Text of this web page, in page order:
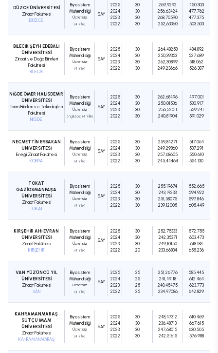
DÜZCE ÜNİVERSİTESİ
Ziraat Fakültesi
DÜZCE
Biyosistem
Mühendisliği
Ücretsiz
(4 Yıllık)
SAY
2025
2024
2023
2022
30
30
30
30
269,9292
256,63424
268,70590
252,63360
450.303
477.762
477.375
503.503
BİLECİK ŞEYH EDEBALİ
ÜNİVERSİTESİ
Ziraat ve Doğa Bilimleri
Fakültesi
BİLECİK
Biyosistem
Mühendisliği
Ücretsiz
(4 Yıllık)
SAY
2025
2024
2023
2022
30
30
30
30
264,48258
250,39353
262,30899
249,23666
484.892
527.689
518.062
526.387
NİĞDE ÖMER HALİSDEMİR
ÜNİVERSİTESİ
Tarım Bilimleri ve Teknolojileri
Fakültesi
NİĞDE
Biyosistem
Mühendisliği
Ücretsiz
(İngilizce) (4 Yıllık)
SAY
2025
2024
2023
2022
30
30
30
30
262,68496
250,01536
256,52011
240,81904
497.001
530.917
559.241
591.029
NECMETTİN ERBAKAN
ÜNİVERSİTESİ
Ereğli Ziraat Fakültesi
KONYA
Biyosistem
Mühendisliği
Ücretsiz
(4 Yıllık)
SAY
2025
2024
2023
2022
30
30
30
30
259,84271
249,29860
257,68605
245,44464
517.064
537.291
550.610
554.130
TOKAT
GAZİOSMANPAŞA
ÜNİVERSİTESİ
Ziraat Fakültesi
TOKAT
Biyosistem
Mühendisliği
Ücretsiz
(4 Yıllık)
SAY
2025
2024
2023
2022
30
30
30
30
255,19674
243,19233
251,58075
239,12005
552.665
594.922
597.846
605.449
KIRŞEHİR AHİ EVRAN
ÜNİVERSİTESİ
Ziraat Fakültesi
KIRŞEHİR
Biyosistem
Mühendisliği
Ücretsiz
(4 Yıllık)
SAY
2025
2024
2023
2022
30
30
30
20
252,75333
242,35371
249,10150
233,66834
572.755
603.473
618.183
655.236
VAN YÜZÜNCÜ YIL
ÜNİVERSİTESİ
Ziraat Fakültesi
VAN
Biyosistem
Mühendisliği
Ücretsiz
(4 Yıllık)
SAY
2025
2024
2023
2022
25
25
25
25
251,26776
241,49118
248,45475
234,97086
585.445
612.464
623.773
642.829
KAHRAMANMARAŞ
SÜTÇÜ İMAM
ÜNİVERSİTESİ
Ziraat Fakültesi
KAHRAMANMARAŞ
Biyosistem
Mühendisliği
Ücretsiz
(4 Yıllık)
SAY
2025
2024
2023
2022
30
30
30
30
248,47312
236,48713
247,68015
242,51615
610.469
667.615
630.505
576.988